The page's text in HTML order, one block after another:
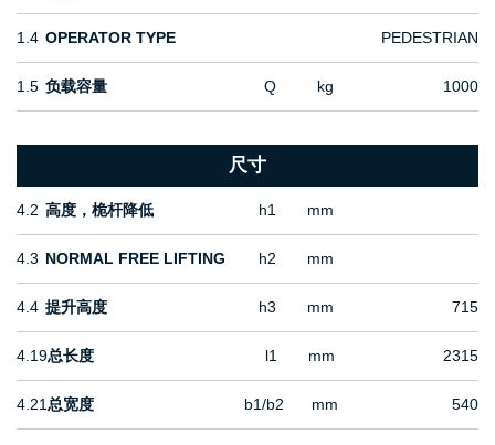
1.4 OPERATOR TYPE PEDESTRIAN
1.5 负载容量 Q kg 1000
尺寸
4.2 高度，桅杆降低 h1 mm
4.3 NORMAL FREE LIFTING h2 mm
4.4 提升高度 h3 mm 715
4.19总长度 l1 mm 2315
4.21总宽度 b1/b2 mm 540